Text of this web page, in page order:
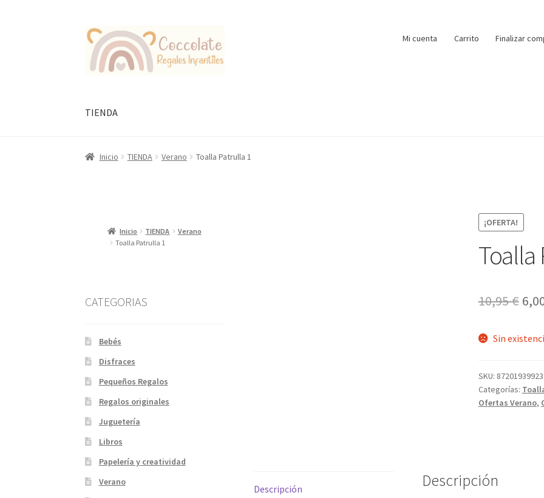
Ir
la
Ir
al
contenido
Mi cuenta Carrito Finalizar
TIENDA
Inicio TIENDA Verano Toalla Patrulla 1
¡OFERTA!
Toalla
10,95€ El
Sin
SKU:
Categorías:
Ofertas Verano,
Descripción Descripción
Inicio TIENDA
Verano
Toalla Patrulla 1
CATEGORIAS
Bebés
Disfraces
Pequeños Regalos
Regalos originales
Juguetería
Libros
Papelería y creatividad
Verano